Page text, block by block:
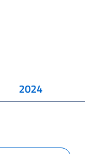
2024